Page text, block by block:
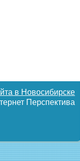
в Новосибирске
Перспектива